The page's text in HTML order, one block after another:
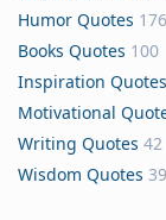
Humor Quotes 176
Books Quotes 100
Inspiration Quotes
Motivational
Writing Quotes 42
Wisdom Quotes 39